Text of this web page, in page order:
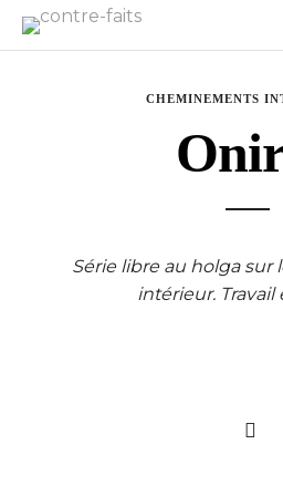
CHEMINEMENTS
Série libre au holga
intérieur. Travail